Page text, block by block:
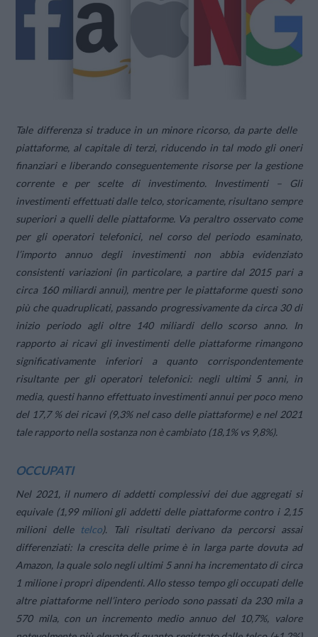
Tale differenza si traduce in un minore ricorso, da parte delle
piattaforme, al capitale di terzi, riducendo in tal modo gli oneri
finanziari e liberando conseguentemente risorse per la gestione
corrente e per scelte di investimento. Investimenti – Gli
investimenti effettuati dalle telco, storicamente, risultano sempre
superiori a quelli delle piattaforme. Va peraltro osservato come
per gli operatori telefonici, nel corso del periodo esaminato,
l’importo annuo degli investimenti non abbia evidenziato
consistenti variazioni (in particolare, a partire dal 2015 pari a
circa 160 miliardi annui), mentre per le piattaforme questi sono
più che quadruplicati, passando progressivamente da circa 30 di
inizio periodo agli oltre 140 miliardi dello scorso anno. In
rapporto ai ricavi gli investimenti delle piattaforme rimangono
significativamente inferiori a quanto corrispondentemente
risultante per gli operatori telefonici: negli ultimi 5 anni, in
media, questi hanno effettuato investimenti annui per poco meno
del 17,7 % dei ricavi (9,3% nel caso delle piattaforme) e nel 2021
tale rapporto nella sostanza non è cambiato (18,1% vs 9,8%).
OCCUPATI
Nel 2021, il numero di addetti complessivi dei due aggregati si
equivale (1,99 milioni gli addetti delle piattaforme contro i 2,15
milioni delle telco). Tali risultati derivano da percorsi assai
differenziati: la crescita delle prime è in larga parte dovuta ad
Amazon, la quale solo negli ultimi 5 anni ha incrementato di circa
1 milione i propri dipendenti. Allo stesso tempo gli occupati delle
altre piattaforme nell’intero periodo sono passati da 230 mila a
570 mila, con un incremento medio annuo del 10,7%, valore